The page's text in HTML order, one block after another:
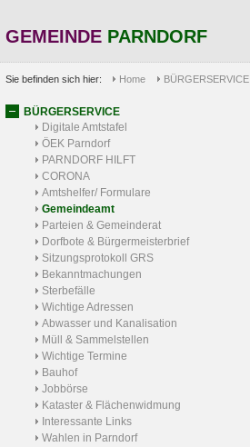
GEMEINDE PARNDORF
Sie befinden sich hier: Home BÜRGERSERVICE
BÜRGERSERVICE
Digitale Amtstafel
ÖEK Parndorf
PARNDORF HILFT
CORONA
Amtshelfer/ Formulare
Gemeindeamt
Parteien & Gemeinderat
Dorfbote & Bürgermeisterbrief
Sitzungsprotokoll GRS
Bekanntmachungen
Sterbefälle
Wichtige Adressen
Abwasser und Kanalisation
Müll & Sammelstellen
Wichtige Termine
Bauhof
Jobbörse
Kataster & Flächenwidmung
Interessante Links
Wahlen in Parndorf